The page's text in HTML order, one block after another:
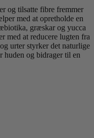
og tilsatte fibre fremmer
med at opretholde en
græskar og yucca
med at reducere lugten fra
urter styrker det naturlige
huden og bidrager til en